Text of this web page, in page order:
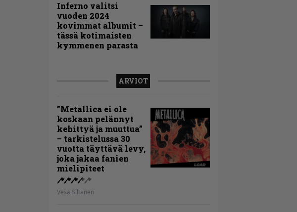
Inferno valitsi
vuoden 2024
kovimmat albumit –
tässä kotimaisten
kymmenen parasta
ARVIOT
”Metallica ei ole
koskaan pelännyt
kehittyä ja muuttua”
– tarkistelussa 30
vuotta täyttävä levy,
joka jakaa fanien
mielipiteet
Vesa Siltanen